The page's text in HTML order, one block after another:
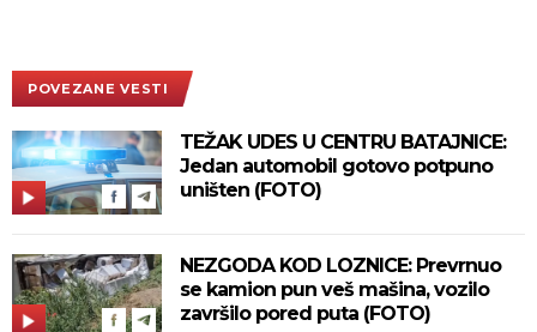
POVEZANE VESTI
TEŽAK UDES U CENTRU BATAJNICE:
Jedan automobil gotovo potpuno
uništen (FOTO)
NEZGODA KOD LOZNICE: Prevrnuo
se kamion pun veš mašina, vozilo
završilo pored puta (FOTO)